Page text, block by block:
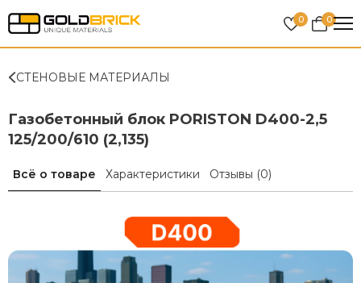
0 0
СТЕНОВЫЕ МАТЕРИАЛЫ
Газобетонный блок PORISTON D400-2,5
125/200/610 (2,135)
Всё о товаре Характеристики Отзывы (0)